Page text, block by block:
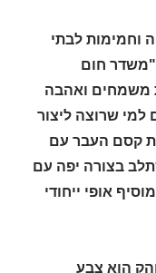
וחמימות לבתי
"משדר חום
משמחים ואהבה
למי שרוצה ליצור
קסם העבר עם
בצורה יפה עם
אופי ייחודי
הוא צבע